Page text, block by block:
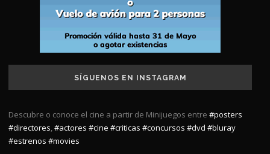
SÍGUENOS EN INSTAGRAM
Descubre o conoce el cine a partir de Minijuegos entre #posters
#directores,#actores #cine #criticas #concursos #dvd #bluray
#estrenos #movies